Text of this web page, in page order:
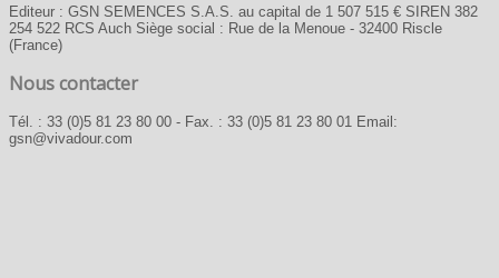
Editeur : GSN SEMENCES S.A.S. au capital de 1 507 515 € SIREN 382
254 522 RCS Auch Siège social : Rue de la Menoue - 32400 Riscle
(France)
Nous contacter
Tél. : 33 (0)5 81 23 80 00 - Fax. : 33 (0)5 81 23 80 01 Email:
gsn@vivadour.com